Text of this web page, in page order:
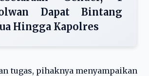
Dapat Bintang
Hingga Kapolres
tugas, pihaknya menyampaikan